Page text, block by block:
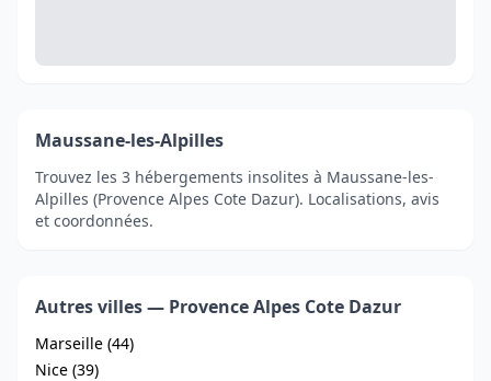
Maussane-les-Alpilles
Trouvez les 3 hébergements insolites à Maussane-les-
Alpilles (Provence Alpes Cote Dazur). Localisations, avis
et coordonnées.
Autres villes — Provence Alpes Cote Dazur
Marseille (44)
Nice (39)